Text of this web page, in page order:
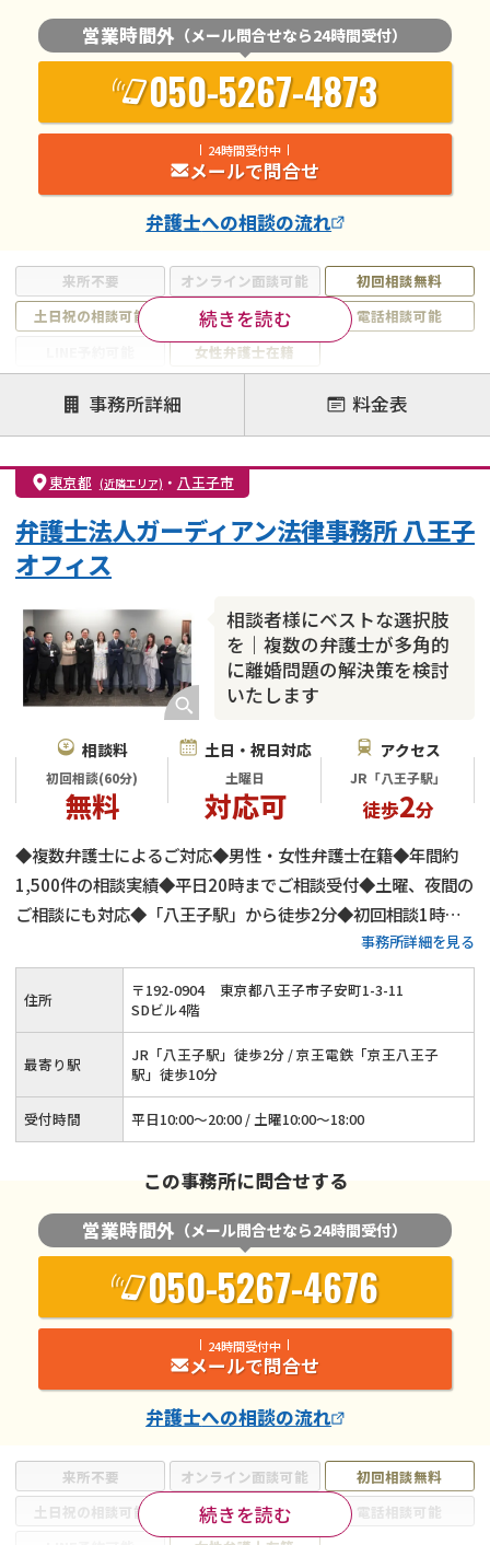
来所不要 オンライン面談可能
初回相談無料
土日祝の相談可能
19時以降電話可能
電話相談可能
女性弁護士在籍
注力案件
離婚前相談
離婚調停
離婚裁判
親権・面会交流権
DV
モラハラ
不貞・不倫慰謝料請求
国際離婚
財産分与
内縁の夫婦 熟年離婚
続きを読む
営業時間外 （メール問合せなら24時間受付）
050-5267-4873
24時間受付中
メールで問合せ
弁護士への相談の流れ
事務所詳細 料金表
東京都 (近隣エリア) ・ 八王子市
相談者様にベストな選択肢
を｜複数の弁護士が多角的
に離婚問題の解決策を検討
いたします
弁護士法人ガーディアン法律事務所 八王子
オフィス
相談料
初回相談(60分)
無料
土日・祝日対応
土曜日
対応可
アクセス
JR「八王子駅」
徒歩2分
◆複数弁護士によるご対応◆男性・女性弁護士在籍◆年間約
1,500件の相談実績◆平日20時までご相談受付◆土曜、夜間の
ご相談にも対応◆「八王子駅」から徒歩2分◆初回相談1時間
無料◆弁護士費用の分割払いにもご対応◆養育費・財産分与・
慰謝料請求をサポート◆代理交渉も承ります
事務所詳細を見る
来所不要 オンライン面談可能
初回相談無料
土日祝の相談可能
19時以降電話可能
電話相談可能
続きを読む
住所 〒192-0904
東京都八王子市子安町1-3-11
SDビル4階
最寄り駅
JR「八王子駅」徒歩2分 / 京王電鉄「京王八王子
駅」徒歩10分
受付時間 平日10:00～20:00 / 土曜10:00～18:00
この事務所に問合せする
営業時間外 （メール問合せなら24時間受付）
050-5267-4676
24時間受付中
メールで問合せ
弁護士への相談の流れ